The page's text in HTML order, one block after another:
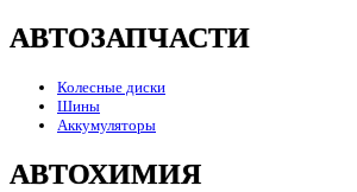
АВТОЗАПЧАСТИ
Колесные диски
Шины
Аккумуляторы
АВТОХИМИЯ